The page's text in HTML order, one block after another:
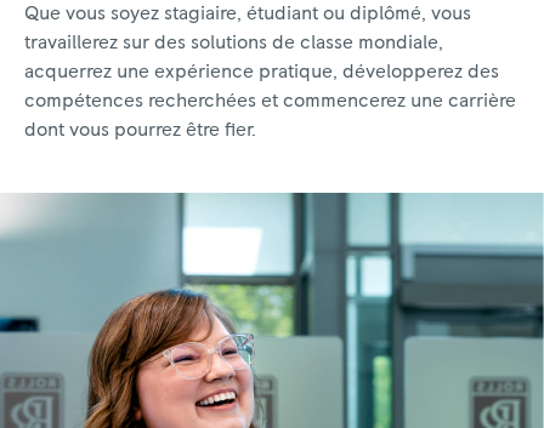
Que vous soyez stagiaire, étudiant ou diplômé, vous
travaillerez sur des solutions de classe mondiale,
acquerrez une expérience pratique, développerez des
compétences recherchées et commencerez une carrière
dont vous pourrez être fier.